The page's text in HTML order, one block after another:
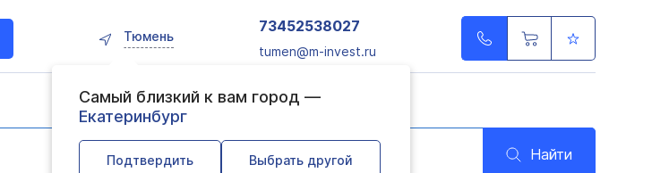
Тюмень
Самый близкий к вам город —
Екатеринбург
Подтвердить Выбрать другой
73452538027
tumen@m-invest.ru
Найти